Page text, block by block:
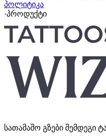
პოლიტიკა
·პროდუქტი
სათამაშო გზები შემდეგი